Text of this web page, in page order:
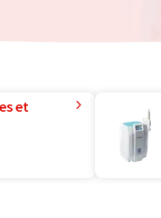
et